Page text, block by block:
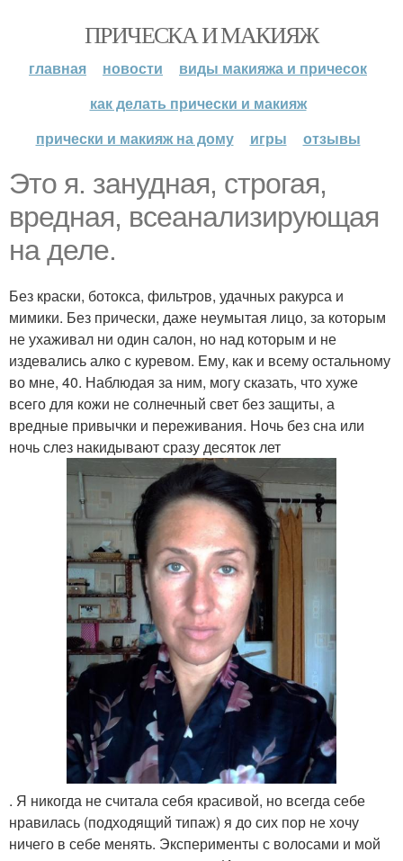
ПРИЧЕСКА И МАКИЯЖ
главная новости
виды макияжа и причесок
как делать прически и макияж
прически и макияж на дому
игры отзывы
Это я. занудная, строгая,
вредная, всеанализирующая
на деле.
Без краски, ботокса, фильтров, удачных ракурса и
мимики. Без прически, даже неумытая лицо, за которым
не ухаживал ни один салон, но над которым и не
издевались алко с куревом. Ему, как и всему остальному
во мне, 40. Наблюдая за ним, могу сказать, что хуже
всего для кожи не солнечный свет без защиты, а
вредные привычки и переживания. Ночь без сна или
ночь слез накидывают сразу десяток лет
. Я никогда не считала себя красивой, но всегда себе
нравилась (подходящий типаж) я до сих пор не хочу
ничего в себе менять. Эксперименты с волосами и мой